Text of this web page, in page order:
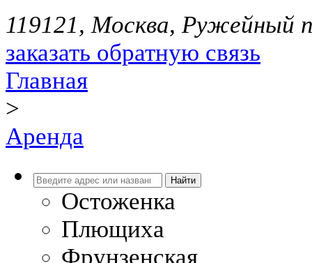
119121, Москва, Ружейный
заказать обратную связь
Главная
>
Аренда
Остоженка
Плющиха
Фрунзенская